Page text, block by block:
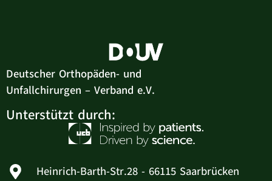
Deutscher Orthopäden- und
Unfallchirurgen – Verband e.V.
Unterstützt durch:
Heinrich-Barth-Str.28 - 66115 Saarbrücken